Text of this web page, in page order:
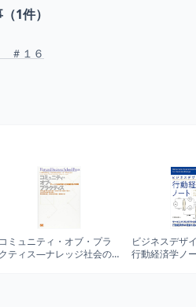
1件）
＃１６
コミュニティ・オブ・プラ
クティス―ナレッジ社会の
ビジネスデザ
行動経済学ノ